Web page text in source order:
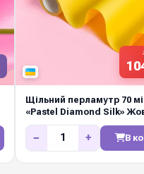
Щільний перламутр 70
«Pastel Diamond Silk»
− + В